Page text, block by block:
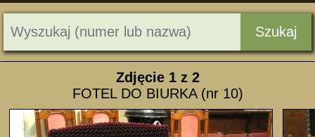
Szukaj
Zdjęcie 1z 2
FOTEL DO BIURKA (nr 10)